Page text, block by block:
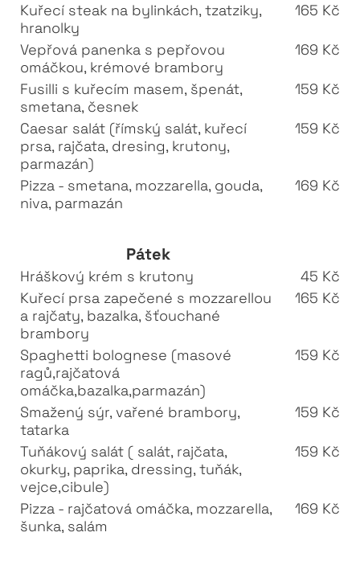
Kuřecí steak na bylinkách, tzatziky,
hranolky
165 Kč
Vepřová panenka s pepřovou
omáčkou, krémové brambory
169 Kč
Fusilli s kuřecím masem, špenát,
smetana, česnek
159 Kč
Caesar salát (římský salát, kuřecí
prsa, rajčata, dresing, krutony,
parmazán)
159 Kč
Pizza - smetana, mozzarella, gouda,
niva, parmazán
169 Kč
Pátek
Hráškový krém s krutony
45 Kč
Kuřecí prsa zapečené s mozzarellou
a rajčaty, bazalka, šťouchané
brambory
165 Kč
Spaghetti bolognese (masové
ragů,rajčatová
omáčka,bazalka,parmazán)
159 Kč
Smažený sýr, vařené brambory,
tatarka
159 Kč
Tuňákový salát ( salát, rajčata,
okurky, paprika, dressing, tuňák,
vejce,cibule)
159 Kč
Pizza - rajčatová omáčka, mozzarella,
šunka, salám
169 Kč